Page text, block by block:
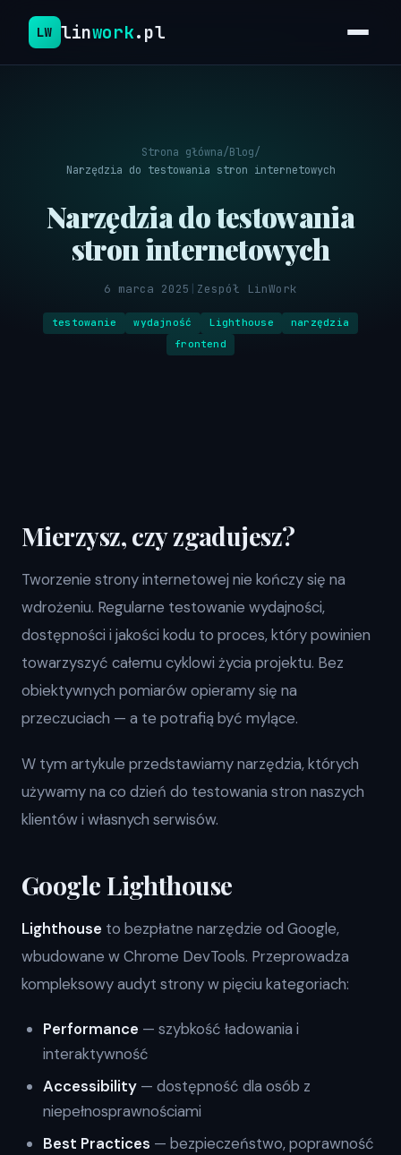
LW linwork.pl
Strona główna/Blog/
Narzędzia do testowania stron internetowych
Narzędzia do testowania
stron internetowych
6 marca 2025 Zespół LinWork
testowanie wydajność Lighthouse
narzędzia
frontend
Mierzysz, czy zgadujesz?
Tworzenie strony internetowej nie kończy się na
wdrożeniu. Regularne testowanie wydajności,
dostępności i jakości kodu to proces, który powinien
towarzyszyć całemu cyklowi życia projektu. Bez
obiektywnych pomiarów opieramy się na
przeczuciach — a te potrafią być mylące.
W tym artykule przedstawiamy narzędzia, których
używamy na co dzień do testowania stron naszych
klientów i własnych serwisów.
Google Lighthouse
Lighthouse to bezpłatne narzędzie od Google,
wbudowane w Chrome DevTools. Przeprowadza
kompleksowy audyt strony w pięciu kategoriach:
Performance — szybkość ładowania i
interaktywność
Accessibility — dostępność dla osób z
niepełnosprawnościami
Best Practices — bezpieczeństwo, poprawność